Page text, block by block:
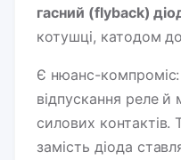
гасний (flyback)
котушці, катодом
Є нюанс-
відпускання реле
силових
замість діода